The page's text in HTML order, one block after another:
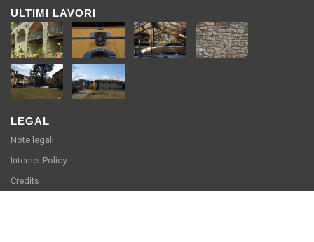
ULTIMI LAVORI
LEGAL
Note legali
Internet Policy
Credits